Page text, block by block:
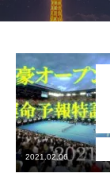
秘伝公開！吉凶カ
記事カテゴリー
ブログ
お知らせ
芸能界
2021.02.06